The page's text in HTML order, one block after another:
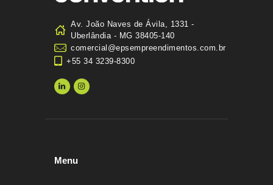
Av. João Naves de Ávila, 1331 -
Uberlândia - MG 38405-140
comercial@epsempreendimentos.com.br
+55 34 3239-8300
Menu